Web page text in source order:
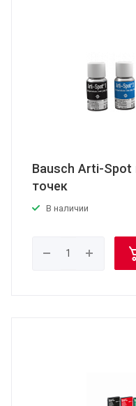
Bausch Arti-Spot
точек
В наличии